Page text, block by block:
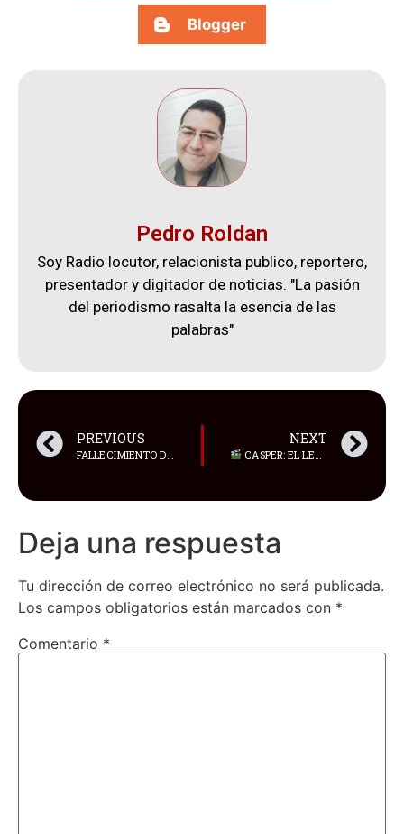
Blogger
Pedro Roldan
Soy Radio locutor, relacionista publico, reportero,
presentador y digitador de noticias. "La pasión
del periodismo rasalta la esencia de las
palabras"
PREVIOUS
FALLECIMIENTO DEL SEÑOR LICENCIADO CÉSAR PRIETO
NEXT
CASPER: EL LEGADO INCONCLUSO (2026)
Deja una respuesta
Tu dirección de correo electrónico no será publicada.
Los campos obligatorios están marcados con *
Comentario *